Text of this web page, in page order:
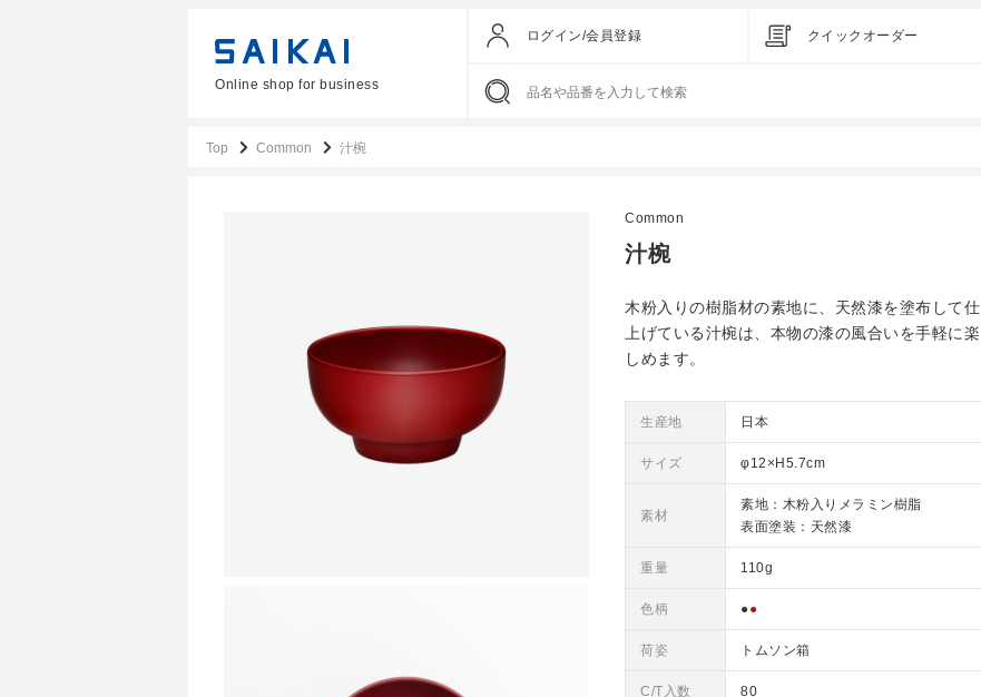
Online shop for business
ログイン/会員登録 クイックオーダー
Top Common 汁椀
汁椀
Common
木粉入りの樹脂材の素地に、天然漆を塗布して仕
上げている汁椀は、本物の漆の風合いを手軽に楽
しめます。
生産地 日本
サイズ φ12×H5.7cm
素材
素地：木粉入りメラミン樹脂
表面塗装：天然漆
重量 110g
色柄 ●●
荷姿 トムソン箱
C/T入数 80